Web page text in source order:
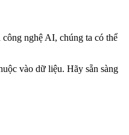
nghệ AI, chúng ta có thể
vào dữ liệu. Hãy sẵn sàng